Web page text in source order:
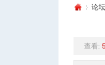
»
论坛
查看: